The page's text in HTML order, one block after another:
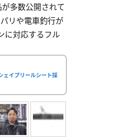
多数公開されて
リや電車釣行が
に対応するフル
ェイプリールシート採